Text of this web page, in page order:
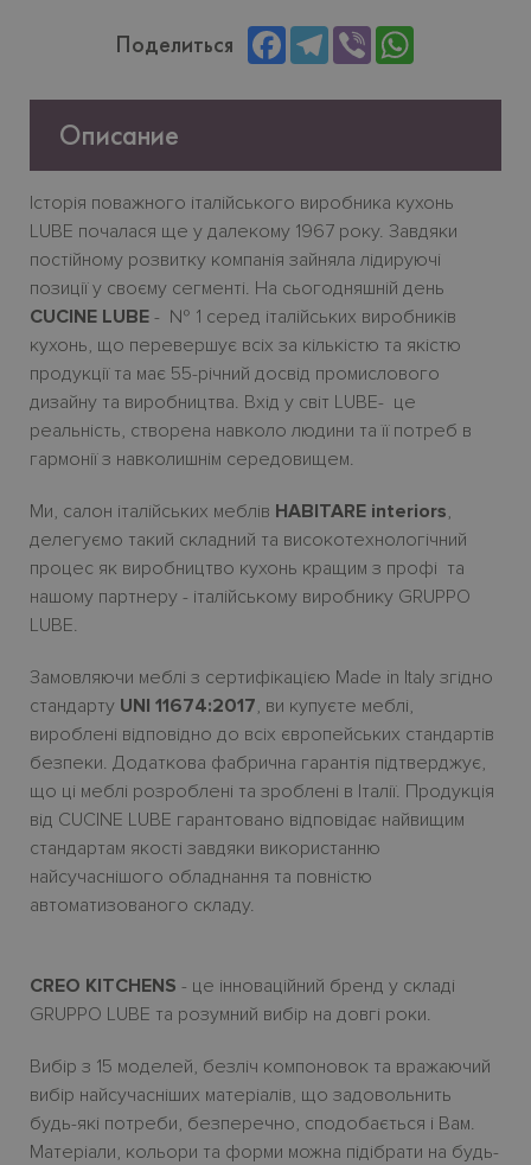
Поделиться FacebookTelegram
Viber
Описание
Історія поважного італійського виробника кухонь
LUBE почалася ще у далекому 1967 року. Завдяки
постійному розвитку компанія зайняла лідируючі
позиції у своєму сегменті. На сьогодняшній день
CUCINE LUBE - № 1 серед італійських виробників
кухонь, що перевершує всіх за кількістю та якістю
продукції та має 55-річний досвід промислового
дизайну та виробництва. Вхід у світ LUBE- це
реальність, створена навколо людини та її потреб в
гармонії з навколишнім середовищем.
Ми, салон італійських меблів HABITARE interiors,
делегуємо такий складний та високотехнологічний
процес як виробництво кухонь кращим з профі та
нашому партнеру - італійському виробнику GRUPPO
LUBE.
Замовляючи меблі з сертифікацією Made in Italy згідно
стандарту UNI 11674:2017, ви купуєте меблі,
вироблені відповідно до всіх європейських стандартів
безпеки. Додаткова фабрична гарантія підтверджує,
що ці меблі розроблені та зроблені в Італії. Продукція
від CUCINE LUBE гарантовано відповідає найвищим
стандартам якості завдяки використанню
найсучаснішого обладнання та повністю
автоматизованого складу.
CREO KITCHENS - це інноваційний бренд у складі
GRUPPO LUBE та розумний вибір на довгі роки.
Вибір з 15 моделей, безліч компоновок та вражаючий
вибір найсучасніших матеріалів, що задовольнить
будь-які потреби, безперечно, сподобається і Вам.
Матеріали, кольори та форми можна підібрати на будь-